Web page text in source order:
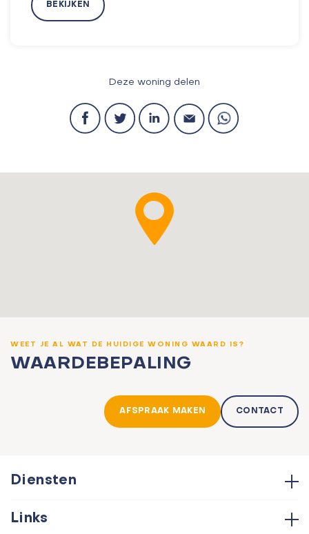
BEKIJKEN
Deze woning delen
WEET JE AL WAT DE HUIDIGE WONING WAARD IS?
WAARDEBEPALING
AFSPRAAK MAKEN CONTACT
Diensten
Aankoop
Links